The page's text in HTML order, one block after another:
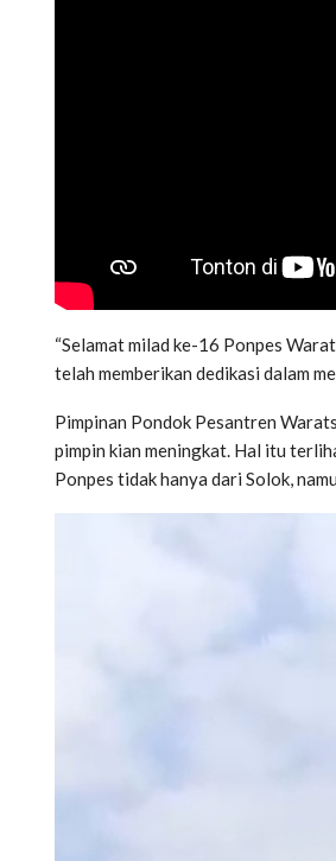
“Selamat milad ke-16 Ponpes
telah memberikan dedikasi dalam
Pimpinan Pondok Pesantren
pimpin kian meningkat. Hal itu
Ponpes tidak hanya dari Solok,